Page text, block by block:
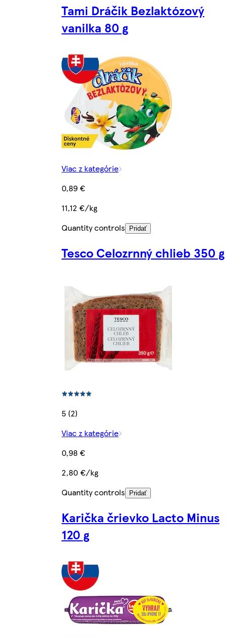
Tami Dráčik Bezlaktózový
vanilka 80 g
Viac z kategórie
0,89 €
11,12 €/kg
Quantity controls
Pridať
Tesco Celozrnný chlieb 350 g
5 (2)
Viac z kategórie
0,98 €
2,80 €/kg
Quantity controls
Pridať
Karička črievko Lacto Minus
120 g